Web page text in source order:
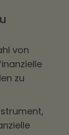
von
zu